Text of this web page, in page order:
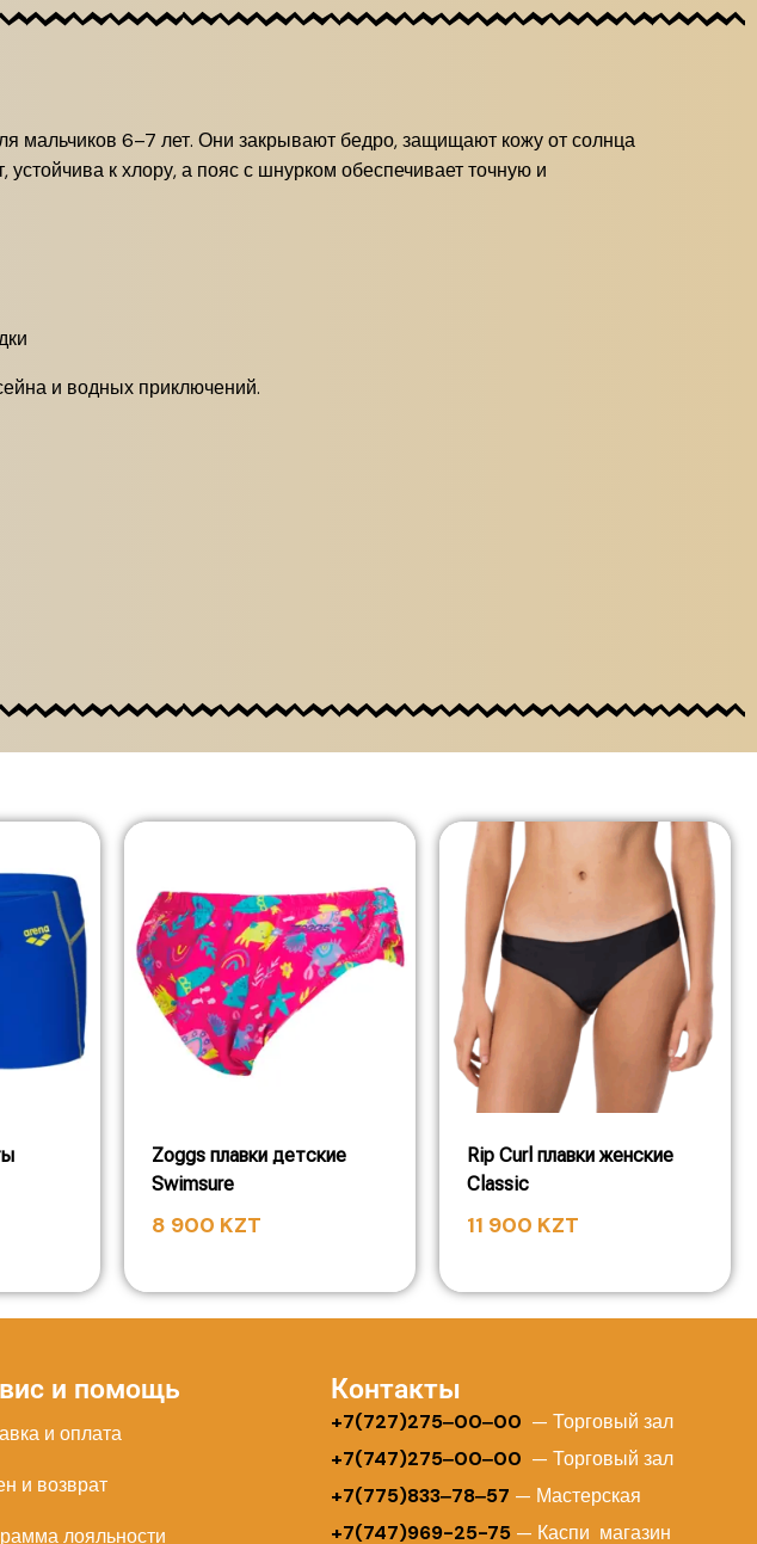
мальчиков 6–7 лет. Они закрывают бедро, защищают кожу от солнца
к хлору, а пояс с шнурком обеспечивает точную и
и водных приключений.
Zoggs плавки детские
Swimsure
8 900 KZT
Rip Curl плавки женские
Classic
11 900 KZT
и помощь
и оплата
и возврат
лояльности
Контакты
+7(727)275‒00‒00 — Торговый зал
+7(747)275‒00‒00 — Торговый зал
+7(775)833‒78‒57 — Мастерская
+7(747)969-25-75— Каспи магазин